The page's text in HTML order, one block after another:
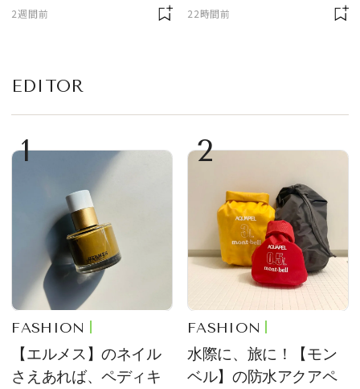
2週間前 22時間前
EDITOR
1
FASHION
【エルメス】のネイル
さえあれば、ペディキ
2
FASHION
水際に、旅に！【モン
ベル】の防水アクアペ